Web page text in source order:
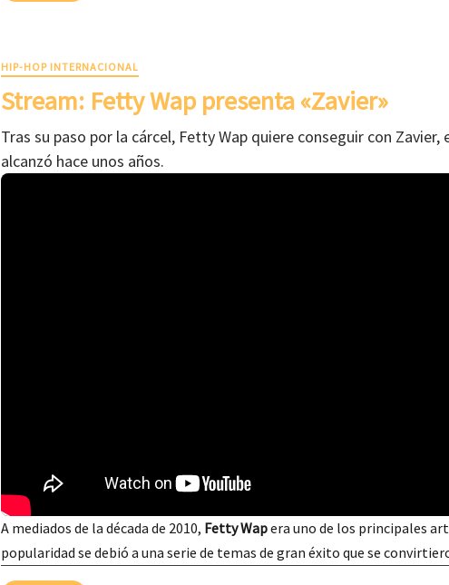
HIP-HOP INTERNACIONAL
Stream: Fetty Wap presenta «Zavier»
Tras su paso por la cárcel, Fetty Wap quiere conseguir con Zavier,
alcanzó hace unos años.
A mediados de la década de 2010, Fetty Wapera uno de los principales
popularidad se debió a una serie de temas de gran éxito que se